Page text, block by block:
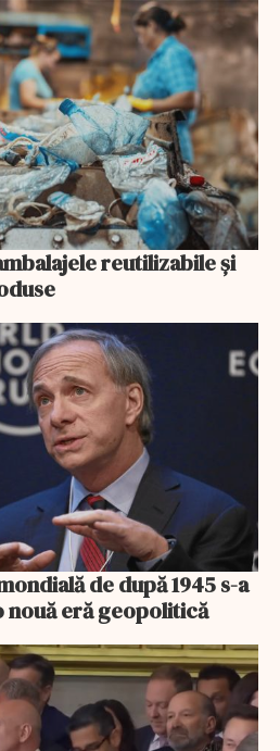
reutilizabile și
de după 1945 s-a
nouă eră geopolitică